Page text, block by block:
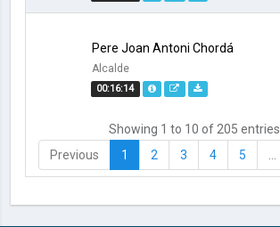
00:16:14
Pere Joan Antoni Chordá
Alcalde
Showing 1 to 10 of 205 entries
Previous
1 2 3 4 5